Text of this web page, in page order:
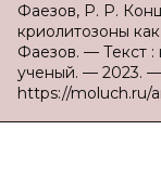
Фаезов, Р. Р.
криолитозоны
Фаезов. — Текст
ученый. — 2023.
https://moluch.ru/